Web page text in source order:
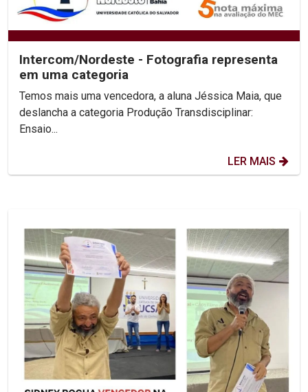
Intercom/Nordeste - Fotografia representa
em uma categoria
Temos mais uma vencedora, a aluna Jéssica Maia, que
deslancha a categoria Produção Transdisciplinar:
Ensaio...
LER MAIS